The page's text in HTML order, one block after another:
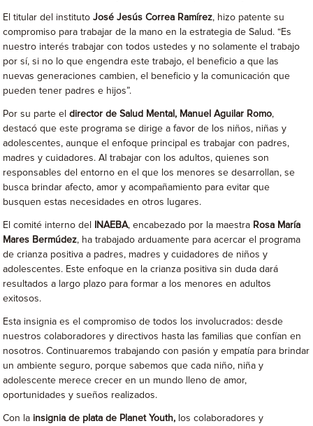
El titular del institutoJosé Jesús Correa Ramírez, hizo patente su
compromiso para trabajar de la mano en la estrategia de Salud. “Es
nuestro interés trabajar con todos ustedes y no solamente el trabajo
por sí, si no lo que engendra este trabajo, el beneficio a que las
nuevas generaciones cambien, el beneficio y la comunicación que
pueden tener padres e hijos”.
Por su parte eldirector de Salud Mental, Manuel Aguilar Romo,
destacó que este programa se dirige a favor de los niños, niñas y
adolescentes, aunque el enfoque principal es trabajar con padres,
madres y cuidadores. Al trabajar con los adultos, quienes son
responsables del entorno en el que los menores se desarrollan, se
busca brindar afecto, amor y acompañamiento para evitar que
busquen estas necesidades en otros lugares.
El comité interno del INAEBA, encabezado por la maestra Rosa María
Mares Bermúdez, ha trabajado arduamente para acercar el programa
de crianza positiva a padres, madres y cuidadores de niños y
adolescentes. Este enfoque en la crianza positiva sin duda dará
resultados a largo plazo para formar a los menores en adultos
exitosos.
Esta insignia es el compromiso de todos los involucrados: desde
nuestros colaboradores y directivos hasta las familias que confían en
nosotros. Continuaremos trabajando con pasión y empatía para brindar
un ambiente seguro, porque sabemos que cada niño, niña y
adolescente merece crecer en un mundo lleno de amor,
oportunidades y sueños realizados.
Con la insignia de plata de Planet Youth, los colaboradores y